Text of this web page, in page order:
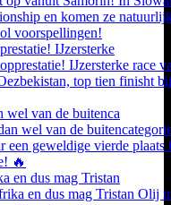
IJzersterke
wel van de buitenca
dus mag Tristan